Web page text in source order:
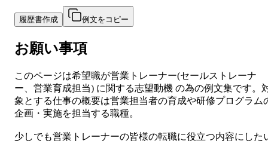
履歴書作成 例文をコピー
お願い事項
このページは希望職が営業トレーナー(セールストレーナ
ー、営業育成担当) に関する志望動機 の為の例文集です。
象とする仕事の概要は営業担当者の育成や研修プログラム
企画・実施を担当する職種。
少しでも営業トレーナーの皆様の転職に役立つ内容にした